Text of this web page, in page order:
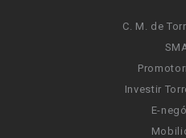
C. M. de
Investir
E-